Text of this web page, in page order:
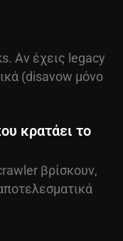
Αν έχεις legacy
(disavow μόνο
κρατάει το
βρίσκουν,